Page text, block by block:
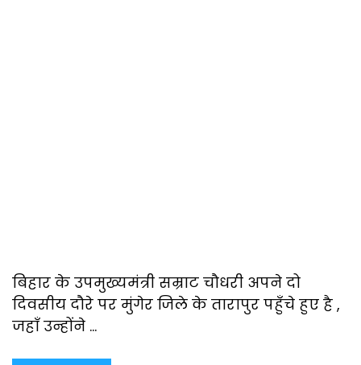
बिहार के उपमुख्यमंत्री सम्राट चौधरी अपने दो
दिवसीय दौरे पर मुंगेर जिले के तारापुर पहुँचे हुए है ,
जहाँ उन्होंने …